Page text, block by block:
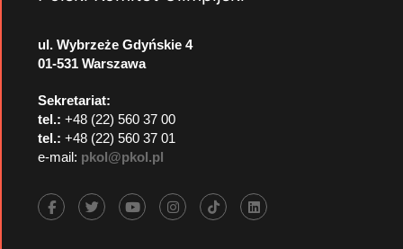
ul. Wybrzeże Gdyńskie 4
01-531 Warszawa
Sekretariat:
tel.: +48 (22) 560 37 00
tel.: +48 (22) 560 37 01
e-mail: pkol@pkol.pl